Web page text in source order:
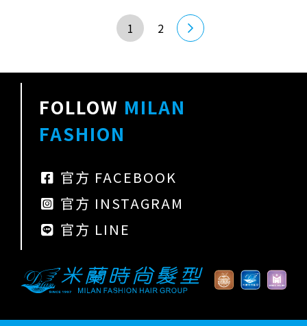
1 2
FOLLOW MILAN
FASHION
官方 FACEBOOK
官方 INSTAGRAM
官方 LINE